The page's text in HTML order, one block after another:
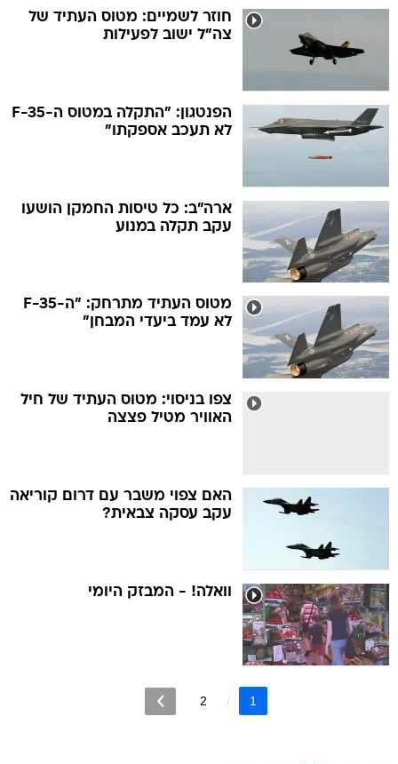
חוזר לשמיים: מטוס העתיד של
צה"ל ישוב לפעילות
הפנטגון: "התקלה במטוס ה-F-35
לא תעכב אספקתו"
ארה"ב: כל טיסות החמקן הושעו
עקב תקלה במנוע
מטוס העתיד מתרחק: "ה-F-35
לא עמד ביעדי המבחן"
צפו בניסוי: מטוס העתיד של חיל
האוויר מטיל פצצה
האם צפוי משבר עם דרום קוריאה
עקב עסקה צבאית?
וואלה! - המבזק היומי
1
2